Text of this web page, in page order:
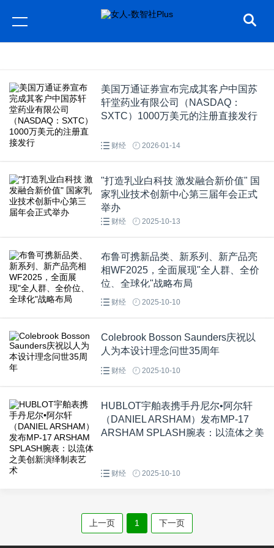
美国万通证券宣布完成其客户中国苏
轩堂药业有限公司（NASDAQ：
SXTC）1000万美元的注册直接发行
财经 2026-01-14
"打造乳业白科技 激发融合新价值" 国
家乳业技术创新中心第三届年会正式
举办
财经 2025-10-13
布鲁可携新品类、新系列、新产品亮
相WF2025，全面展现"全人群、全价
位、全球化"战略布局
财经 2025-10-10
Colebrook Bosson Saunders庆祝以
人为本设计理念问世35周年
财经 2025-10-10
HUBLOT宇舶表携手丹尼尔•阿尔轩
（DANIEL ARSHAM）发布MP-17
ARSHAM SPLASH腕表：以流体之美
财经 2025-10-10
上一页 1 下一页